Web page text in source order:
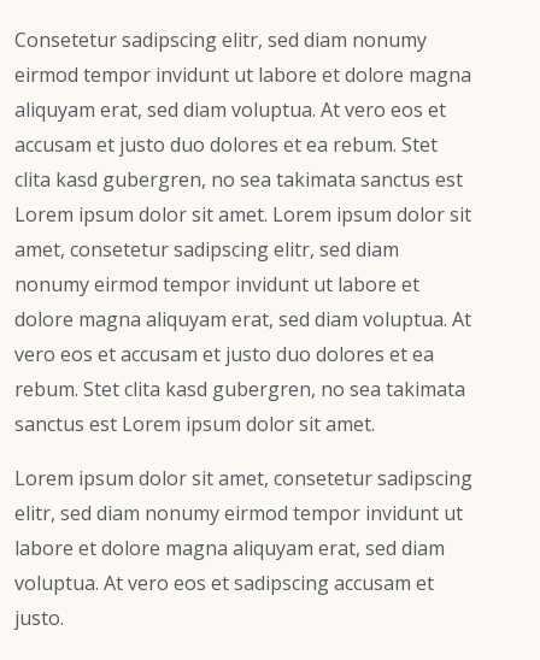
Consetetur sadipscing elitr, sed diam nonumy
eirmod tempor invidunt ut labore et dolore magna
aliquyam erat, sed diam voluptua. At vero eos et
accusam et justo duo dolores et ea rebum. Stet
clita kasd gubergren, no sea takimata sanctus est
Lorem ipsum dolor sit amet. Lorem ipsum dolor sit
amet, consetetur sadipscing elitr, sed diam
nonumy eirmod tempor invidunt ut labore et
dolore magna aliquyam erat, sed diam voluptua. At
vero eos et accusam et justo duo dolores et ea
rebum. Stet clita kasd gubergren, no sea takimata
sanctus est Lorem ipsum dolor sit amet.
Lorem ipsum dolor sit amet, consetetur sadipscing
elitr, sed diam nonumy eirmod tempor invidunt ut
labore et dolore magna aliquyam erat, sed diam
voluptua. At vero eos et sadipscing accusam et
justo.